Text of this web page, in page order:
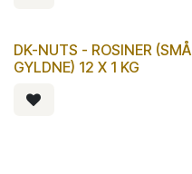
DK-NUTS - ROSINER (SMÅ
GYLDNE) 12 X 1 KG